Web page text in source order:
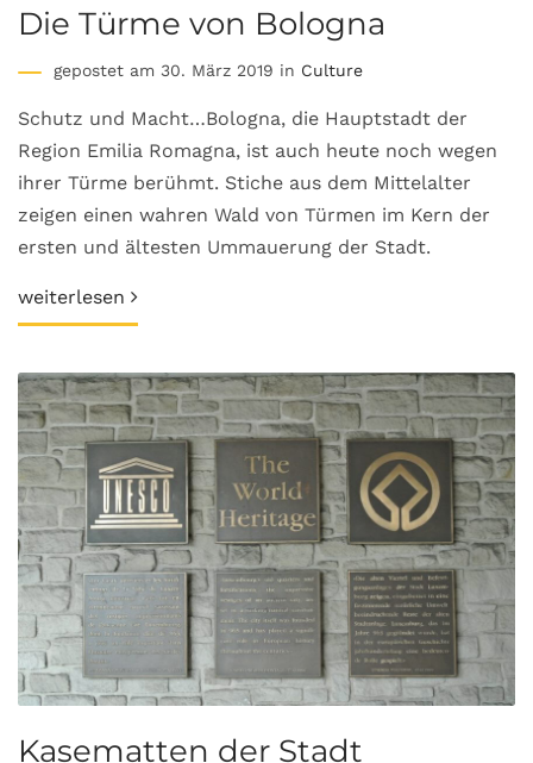
Die Türme von Bologna
gepostet am 30. März 2019 in Culture
Schutz und Macht…Bologna, die Hauptstadt der
Region Emilia Romagna, ist auch heute noch wegen
ihrer Türme berühmt. Stiche aus dem Mittelalter
zeigen einen wahren Wald von Türmen im Kern der
ersten und ältesten Ummauerung der Stadt.
weiterlesen
Kasematten der Stadt